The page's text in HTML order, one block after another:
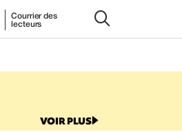
Courrier des
lecteurs
VOIR PLUS